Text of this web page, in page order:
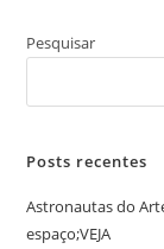
Pesquisar
Posts recentes
Astronautas do
espaço;VEJA